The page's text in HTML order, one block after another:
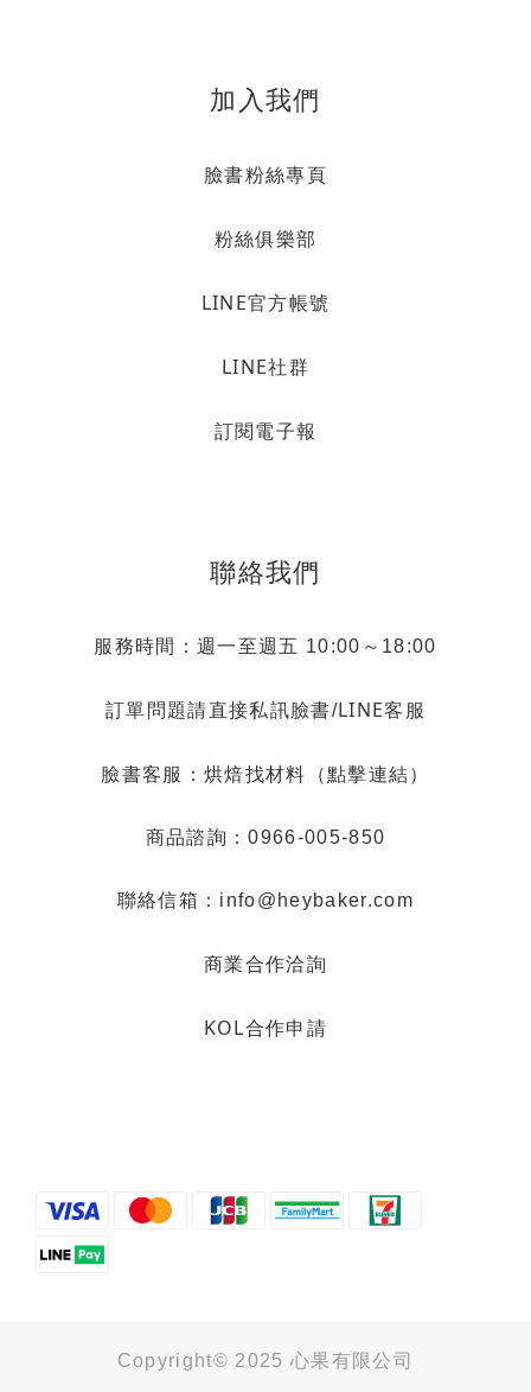
加入我們
臉書粉絲專頁
粉絲俱樂部
LINE官方帳號
LINE社群
訂閱電子報
聯絡我們
服務時間：週一至週五 10:00～18:00
訂單問題請直接私訊臉書/LINE客服
臉書客服： 烘焙找材料（點擊連結）
商品諮詢：0966-005-850
聯絡信箱：info@heybaker.com
商業合作洽詢
KOL合作申請
Copyright© 2025 心果有限公司